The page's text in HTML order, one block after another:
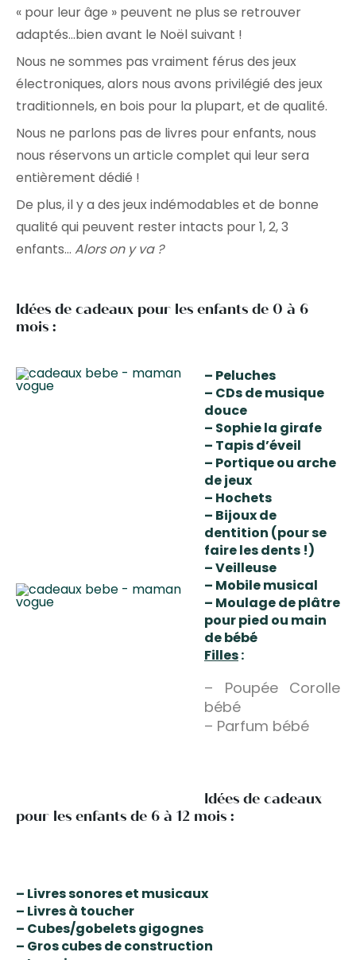
« pour leur âge » peuvent ne plus se retrouver
adaptés…bien avant le Noël suivant !
Nous ne sommes pas vraiment férus des jeux
électroniques, alors nous avons privilégié des jeux
traditionnels, en bois pour la plupart, et de qualité.
Nous ne parlons pas de livres pour enfants, nous
nous réservons un article complet qui leur sera
entièrement dédié !
De plus, il y a des jeux indémodables et de bonne
qualité qui peuvent rester intacts pour 1, 2, 3
enfants… Alors on y va ?
Idées de cadeaux pour les enfants de 0 à 6
mois :
– Peluches
– CDs de musique
douce
– Sophie la girafe
– Tapis d’éveil
– Portique ou arche
de jeux
– Hochets
– Bijoux de
dentition (pour se
faire les dents !)
– Veilleuse
– Mobile musical
– Moulage de plâtre
pour pied ou main
de bébé
Filles:
– Poupée Corolle
bébé
– Parfum bébé
Idées de cadeaux
pour les enfants de 6 à 12 mois :
– Livres sonores et musicaux
– Livres à toucher
– Cubes/gobelets gigognes
– Gros cubes de construction